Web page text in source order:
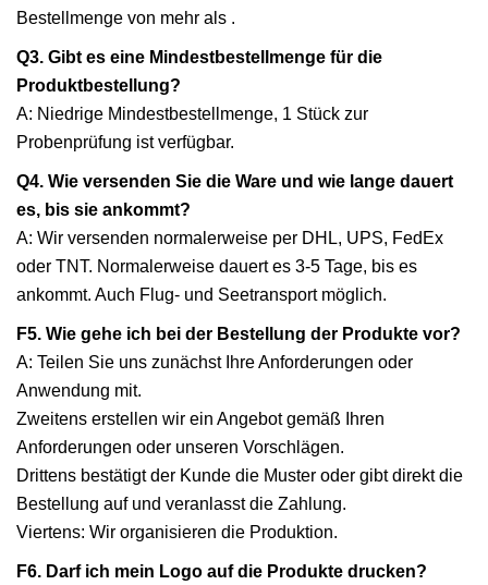
Bestellmenge von mehr als .
Q3. Gibt es eine Mindestbestellmenge für die
Produktbestellung?
A: Niedrige Mindestbestellmenge, 1 Stück zur
Probenprüfung ist verfügbar.
Q4. Wie versenden Sie die Ware und wie lange dauert
es, bis sie ankommt?
A: Wir versenden normalerweise per DHL, UPS, FedEx
oder TNT. Normalerweise dauert es 3-5 Tage, bis es
ankommt. Auch Flug- und Seetransport möglich.
F5. Wie gehe ich bei der Bestellung der Produkte vor?
A: Teilen Sie uns zunächst Ihre Anforderungen oder
Anwendung mit.
Zweitens erstellen wir ein Angebot gemäß Ihren
Anforderungen oder unseren Vorschlägen.
Drittens bestätigt der Kunde die Muster oder gibt direkt die
Bestellung auf und veranlasst die Zahlung.
Viertens: Wir organisieren die Produktion.
F6. Darf ich mein Logo auf die Produkte drucken?